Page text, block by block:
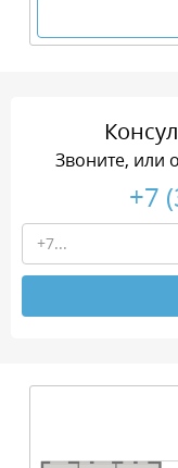
Звоните, или
+7